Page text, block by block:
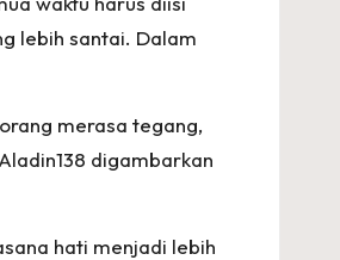
lebih santai. Dalam
merasa tegang,
digambarkan
hati menjadi lebih